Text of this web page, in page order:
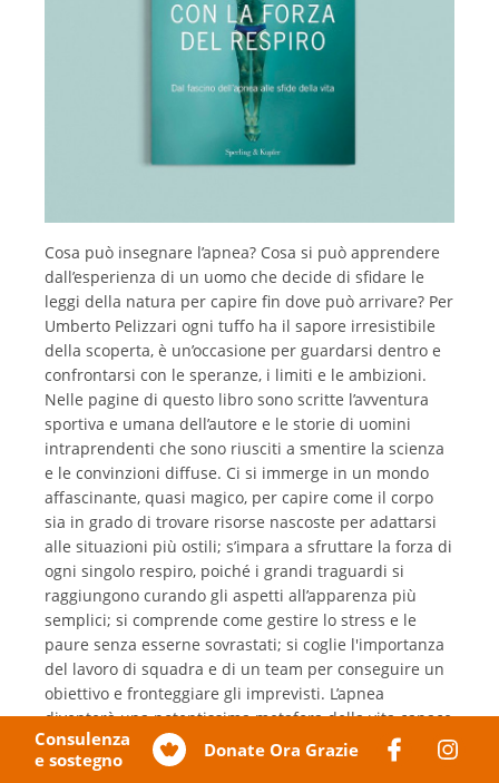
Cosa può insegnare l’apnea? Cosa si può apprendere
dall’esperienza di un uomo che decide di sfidare le
leggi della natura per capire fin dove può arrivare? Per
Umberto Pelizzari ogni tuffo ha il sapore irresistibile
della scoperta, è un’occasione per guardarsi dentro e
confrontarsi con le speranze, i limiti e le ambizioni.
Nelle pagine di questo libro sono scritte l’avventura
sportiva e umana dell’autore e le storie di uomini
intraprendenti che sono riusciti a smentire la scienza
e le convinzioni diffuse. Ci si immerge in un mondo
affascinante, quasi magico, per capire come il corpo
sia in grado di trovare risorse nascoste per adattarsi
alle situazioni più ostili; s’impara a sfruttare la forza di
ogni singolo respiro, poiché i grandi traguardi si
raggiungono curando gli aspetti all’apparenza più
semplici; si comprende come gestire lo stress e le
paure senza esserne sovrastati; si coglie l'importanza
del lavoro di squadra e di un team per conseguire un
obiettivo e fronteggiare gli imprevisti. L’apnea
diventerà una potentissima metafora della vita capace
di parlare a tutti, anche a chi non ha mai indossato
una muta per spingersi verso le profondità marine.
Consulenza
e sostegno
Donate Ora Grazie